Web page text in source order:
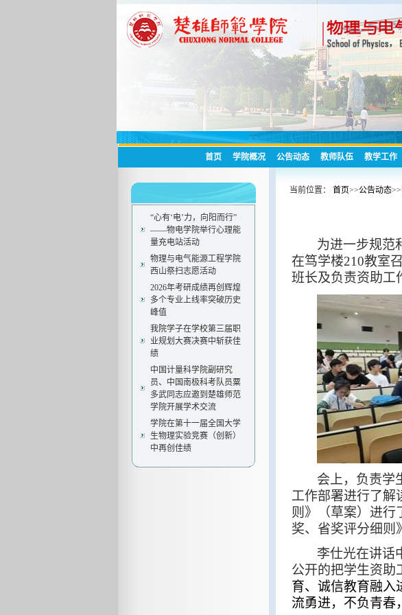
首页 学院概况 公告动态 教师队伍 教学工作
“心有‘电’力，向阳而行”
——物电学院举行心理能
量充电站活动
物理与电气能源工程学院
西山祭扫志愿活动
2026年考研成绩再创辉煌
多个专业上线率突破历史
峰值
我院学子在学校第三届职
业规划大赛决赛中斩获佳
绩
中国计量科学院副研究
员、中国南极科考队员粟
多武同志应邀到楚雄师范
学院开展学术交流
学院在第十一届全国大学
生物理实验竞赛（创新）
中再创佳绩
当前位置： 首页>>公告动态>>
为进一步规范
在笃学楼210教室
班长及负责资助工
会上，负责学
工作部署进行了解
则》（草案）进行
奖、省奖评分细则
李仕光在讲话
公开的把学生资助
育、诚信教育融入
流勇进，不负青春